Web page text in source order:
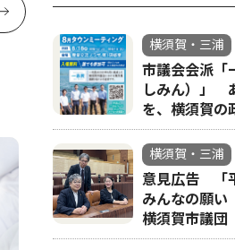
横須賀・三浦
市議会会派「
しみん）」
を、横須賀の
横須賀・三浦
意見広告 「
みんなの願
横須賀市議団